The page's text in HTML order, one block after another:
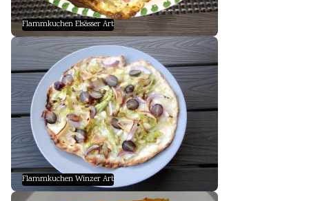
Flammkuchen Elsässer Art
Flammkuchen Winzer Art